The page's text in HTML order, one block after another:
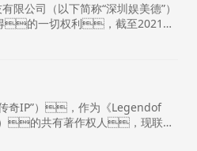
公司（以下简称“深圳娱美德”）
的一切权利，截至2021年
奇IP”），作为《Legendof
）的共有著作权人，现联合
美德”）、...